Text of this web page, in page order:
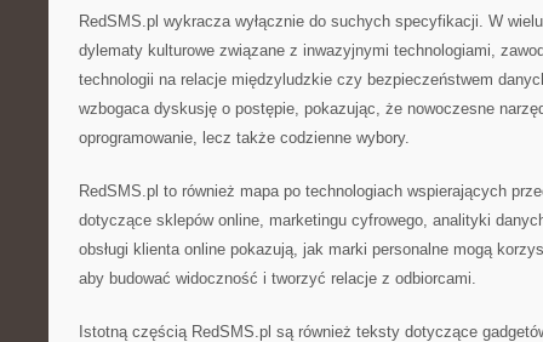
RedSMS.pl wykracza wyłącznie do suchych specyfikacji. W
dylematy kulturowe związane z inwazyjnymi technologiami,
technologii na relacje międzyludzkie czy bezpieczeństwem
wzbogaca dyskusję o postępie, pokazując, że nowoczesne
oprogramowanie, lecz także codzienne wybory.
RedSMS.pl to również mapa po technologiach wspierających
dotyczące sklepów online, marketingu cyfrowego, analityki
obsługi klienta online pokazują, jak marki personalne mogą
aby budować widoczność i tworzyć relacje z odbiorcami.
Istotną częścią RedSMS.pl są również teksty dotyczące